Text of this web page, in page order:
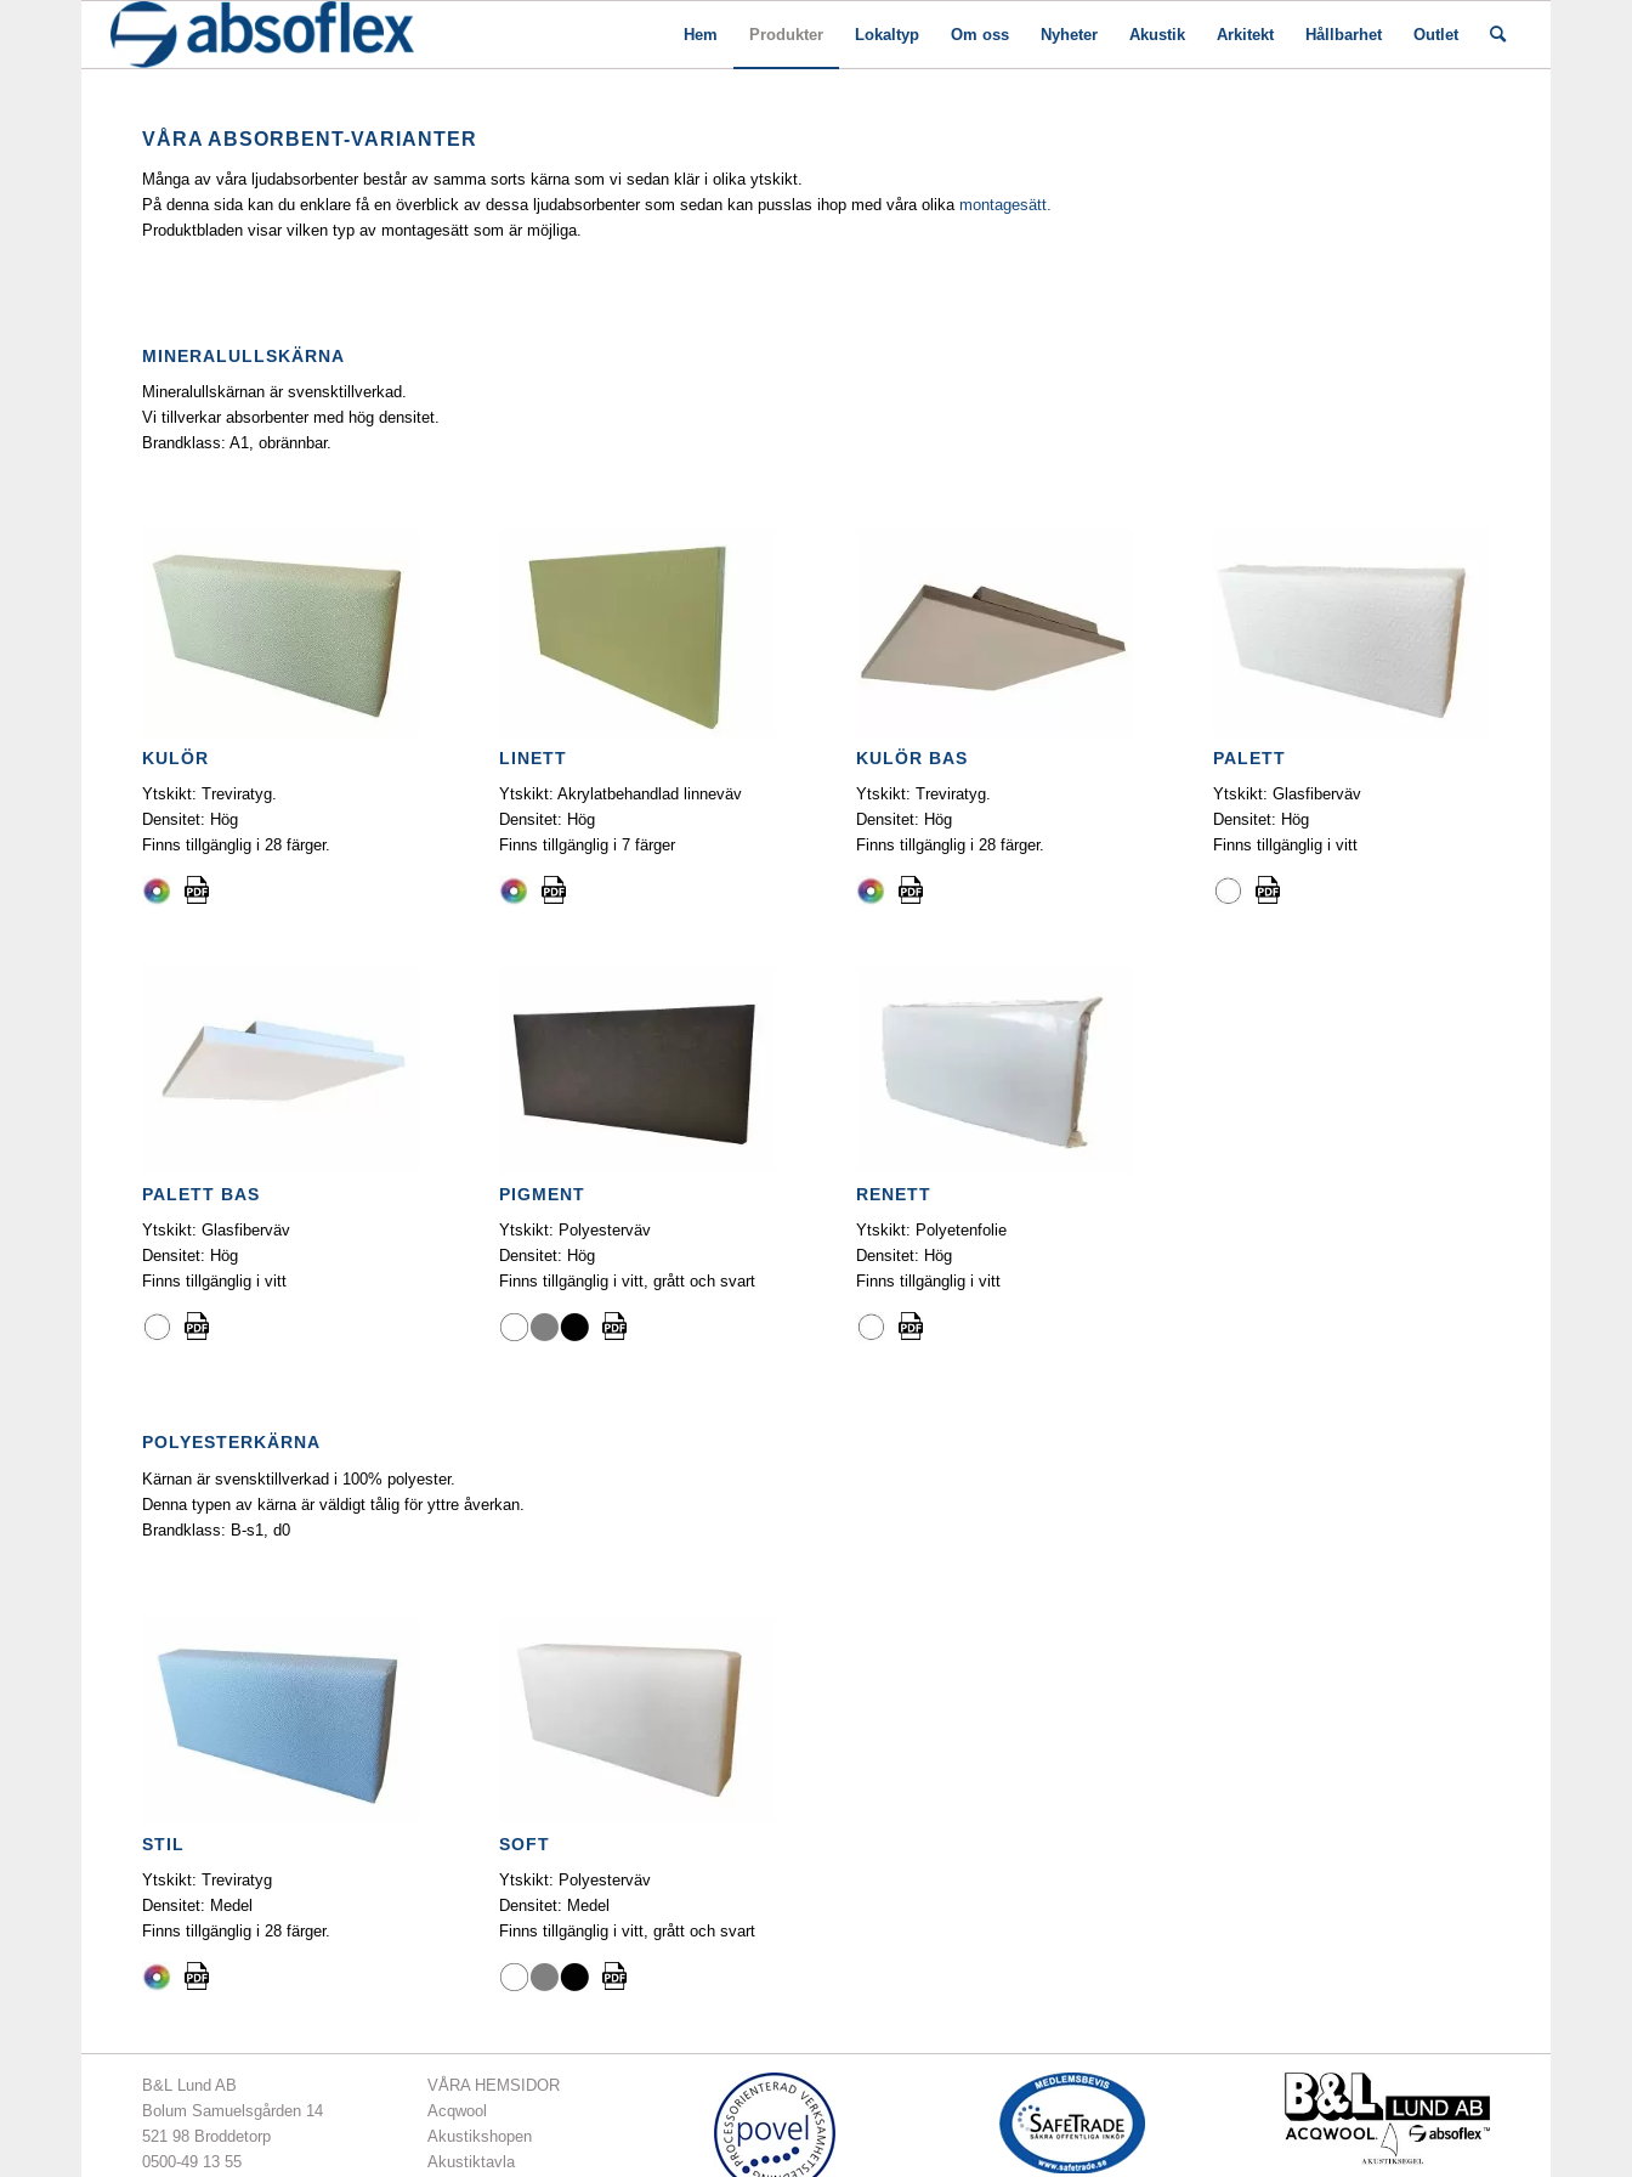
Hem Produkter Lokaltyp Om oss Nyheter Akustik Arkitekt Hållbarhet Outlet
VÅRA ABSORBENT-VARIANTER
Många av våra ljudabsorbenter består av samma sorts kärna som vi sedan klär i olika ytskikt.
På denna sida kan du enklare få en överblick av dessa ljudabsorbenter som sedan kan pusslas ihop med våra olikamontagesätt.
Produktbladen visar vilken typ av montagesätt som är möjliga.
MINERALULLSKÄRNA
Mineralullskärnan är svensktillverkad.
Vi tillverkar absorbenter med hög densitet.
Brandklass: A1, obrännbar.
KULÖR
Ytskikt: Treviratyg.
Densitet: Hög
Finns tillgänglig i 28 färger.
LINETT
Ytskikt: Akrylatbehandlad linneväv
Densitet: Hög
Finns tillgänglig i 7 färger
KULÖR BAS
Ytskikt: Treviratyg.
Densitet: Hög
Finns tillgänglig i 28 färger.
PALETT
Ytskikt: Glasfiberväv
Densitet: Hög
Finns tillgänglig i vitt
PALETT BAS
Ytskikt: Glasfiberväv
Densitet: Hög
Finns tillgänglig i vitt
PIGMENT
Ytskikt: Polyesterväv
Densitet: Hög
Finns tillgänglig i vitt, grått och svart
RENETT
Ytskikt: Polyetenfolie
Densitet: Hög
Finns tillgänglig i vitt
POLYESTERKÄRNA
Kärnan är svensktillverkad i 100% polyester.
Denna typen av kärna är väldigt tålig för yttre åverkan.
Brandklass: B-s1, d0
STIL
Ytskikt: Treviratyg
Densitet: Medel
Finns tillgänglig i 28 färger.
SOFT
Ytskikt: Polyesterväv
Densitet: Medel
Finns tillgänglig i vitt, grått och svart
B&L Lund AB
Bolum Samuelsgården 14
521 98 Broddetorp
0500-49 13 55
VÅRA HEMSIDOR
Acqwool
Akustikshopen
Akustiktavla